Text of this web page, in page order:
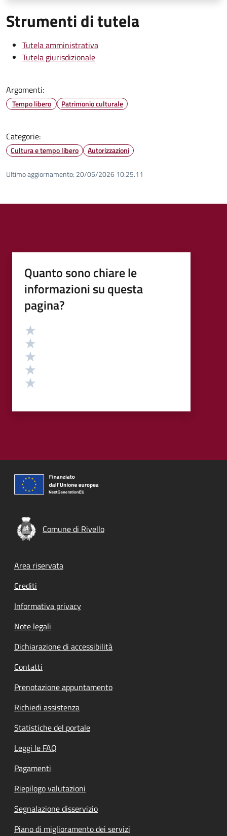
Strumenti di tutela
Tutela amministrativa
Tutela giurisdizionale
Argomenti:
Tempo libero Patrimonio culturale
Categorie:
Cultura e tempo libero Autorizzazioni
Ultimo aggiornamento: 20/05/2026 10:25.11
Quanto sono chiare le
informazioni su questa
pagina?
Valutazione
Comune di Rivello
Footer menu
Area riservata
Crediti
Informativa privacy
Note legali
Dichiarazione di accessibilità
Contatti
Prenotazione appuntamento
Richiedi assistenza
Statistiche del portale
Leggi le FAQ
Pagamenti
Riepilogo valutazioni
Segnalazione disservizio
Piano di miglioramento dei servizi